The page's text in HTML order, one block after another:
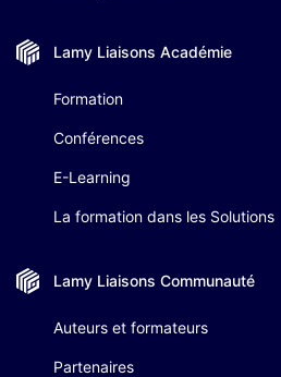
Lamy Liaisons Académie
Formation
Conférences
E-Learning
La formation dans les Solutions
Lamy Liaisons Communauté
Auteurs et formateurs
Partenaires